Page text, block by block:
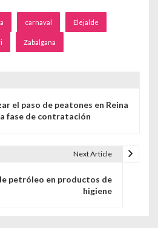
carnaval Elejalde
Zabalgana
el paso de peatones en Reina
fase de contratación
Next Article
petróleo en productos de
higiene